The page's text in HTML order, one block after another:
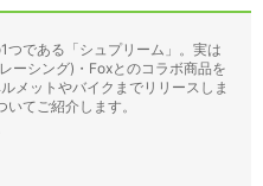
つである「シュプリーム」。実は
ーシング)・Foxとのコラボ商品を
メットやバイクまでリリースしま
てご紹介します。